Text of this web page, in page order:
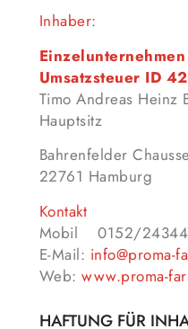
Inhaber:
Einzelunternehmen
Umsatzsteuer ID
Timo Andreas Heinz
Hauptsitz
Bahrenfelder
22761 Hamburg
Kontakt
Mobil 0152/
E-Mail: info@proma-
Web:www.proma-
HAFTUNG FÜR